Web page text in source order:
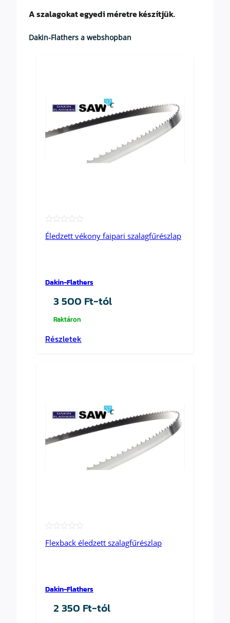
A szalagokat egyedi méretre készítjük.
Dakin-Flathers a webshopban
★
Éledzett vékony faipari szalagfűrészlap
Dakin-Flathers
3 500 Ft-tól
Raktáron
Részletek
★
Flexback éledzett szalagfűrészlap
Dakin-Flathers
2 350 Ft-tól